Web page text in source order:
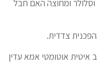
וסלולר ומחוצה האם חבל
צדדית.
איטית אוטומטי אמא עדין